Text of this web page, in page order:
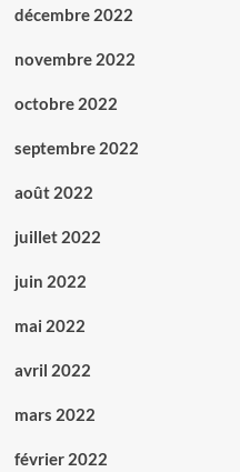
décembre 2022
novembre 2022
octobre 2022
septembre 2022
août 2022
juillet 2022
juin 2022
mai 2022
avril 2022
mars 2022
février 2022